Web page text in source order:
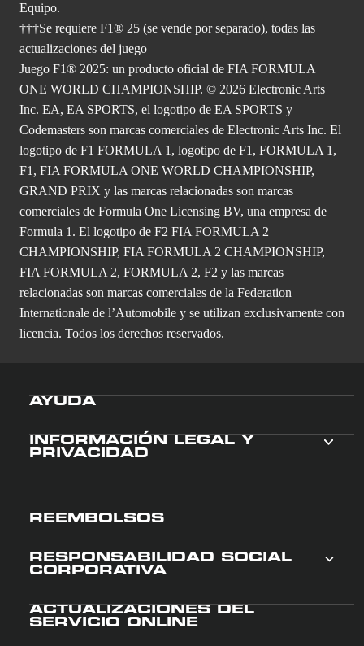
Equipo.
†††Se requiere F1® 25 (se vende por separado), todas las
actualizaciones del juego
Juego F1® 2025: un producto oficial de FIA FORMULA
ONE WORLD CHAMPIONSHIP. © 2026 Electronic Arts
Inc. EA, EA SPORTS, el logotipo de EA SPORTS y
Codemasters son marcas comerciales de Electronic Arts Inc. El
logotipo de F1 FORMULA 1, logotipo de F1, FORMULA 1,
F1, FIA FORMULA ONE WORLD CHAMPIONSHIP,
GRAND PRIX y las marcas relacionadas son marcas
comerciales de Formula One Licensing BV, una empresa de
Formula 1. El logotipo de F2 FIA FORMULA 2
CHAMPIONSHIP, FIA FORMULA 2 CHAMPIONSHIP,
FIA FORMULA 2, FORMULA 2, F2 y las marcas
relacionadas son marcas comerciales de la Federation
Internationale de l’Automobile y se utilizan exclusivamente con
licencia. Todos los derechos reservados.
AYUDA
INFORMACIÓN LEGAL Y
PRIVACIDAD
REEMBOLSOS
RESPONSABILIDAD SOCIAL
CORPORATIVA
ACTUALIZACIONES DEL
SERVICIO ONLINE